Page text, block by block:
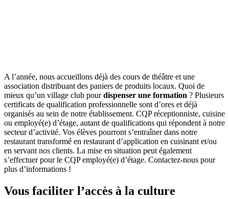
A l’année, nous accueillons déjà des cours de théâtre et une
association distribuant des paniers de produits locaux. Quoi de
mieux qu’un village club pourdispenser une formation ? Plusieurs
certificats de qualification professionnelle sont d’ores et déjà
organisés au sein de notre établissement. CQP réceptionniste, cuisine
ou employé(e) d’étage, autant de qualifications qui répondent à notre
secteur d’activité. Vos élèves pourront s’entraîner dans notre
restaurant transformé en restaurant d’application en cuisinant et/ou
en servant nos clients. La mise en situation peut également
s’effectuer pour le CQP employé(e) d’étage. Contactez-nous pour
plus d’informations !
Vous faciliter l’accès à la culture